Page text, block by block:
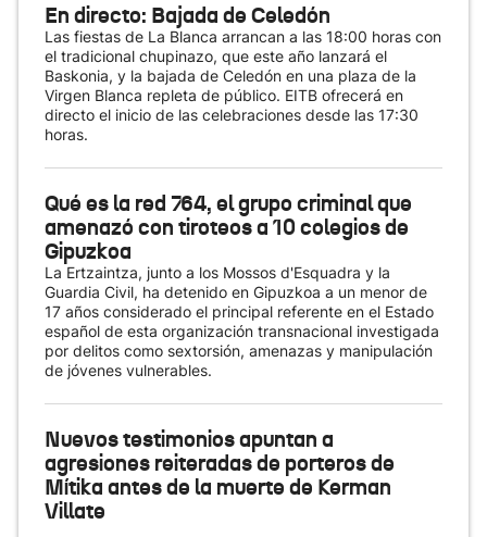
En directo: Bajada de Celedón
Las fiestas de La Blanca arrancan a las 18:00 horas con
el tradicional chupinazo, que este año lanzará el
Baskonia, y la bajada de Celedón en una plaza de la
Virgen Blanca repleta de público. EITB ofrecerá en
directo el inicio de las celebraciones desde las 17:30
horas.
Qué es la red 764, el grupo criminal que
amenazó con tiroteos a 10 colegios de
Gipuzkoa
La Ertzaintza, junto a los Mossos d'Esquadra y la
Guardia Civil, ha detenido en Gipuzkoa a un menor de
17 años considerado el principal referente en el Estado
español de esta organización transnacional investigada
por delitos como sextorsión, amenazas y manipulación
de jóvenes vulnerables.
Nuevos testimonios apuntan a
agresiones reiteradas de porteros de
Mítika antes de la muerte de Kerman
Villate